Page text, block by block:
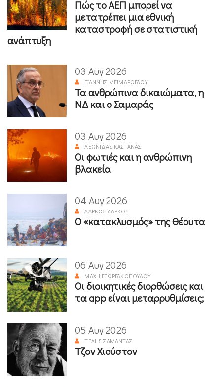
Πώς το ΑΕΠ μπορεί να
μετατρέπει μια εθνική
καταστροφή σε στατιστική
ανάπτυξη
03 Αυγ 2026
ΓΙΆΝΝΗΣ ΜΕΪΜΆΡΟΓΛΟΥ
Τα ανθρώπινα δικαιώματα, η
ΝΔ και ο Σαμαράς
03 Αυγ 2026
ΛΕΩΝΊΔΑΣ ΚΑΣΤΑΝΆΣ
Οι φωτιές και η ανθρώπινη
βλακεία
04 Αυγ 2026
ΛΆΡΚΟΣ ΛΆΡΚΟΥ
Ο «κατακλυσμός» της Θέουτα
06 Αυγ 2026
ΜΆΧΗ ΓΕΩΡΓΑΚΟΠΟΎΛΟΥ
Οι διοικητικές διορθώσεις και
τα app είναι μεταρρυθμίσεις;
05 Αυγ 2026
ΤΈΛΗΣ ΣΑΜΑΝΤΆΣ
Τζον Χιούστον